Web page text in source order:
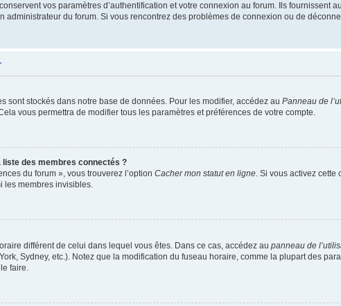
vos paramètres d’authentification et votre connexion au forum. Ils fournissent
administrateur du forum. Si vous rencontrez des problèmes de connexion ou de
sont stockés dans notre base de données. Pour les modifier, accédez au Panneau de
vous permettra de modifier tous les paramètres et préférences de votre compte.
liste des membres connectés ?
du forum », vous trouverez l’option Cacher mon statut en ligne. Si vous activez
les membres invisibles.
différent de celui dans lequel vous êtes. Dans ce cas, accédez au panneau de
Sydney, etc.). Notez que la modification du fuseau horaire, comme la plupart des
faire.